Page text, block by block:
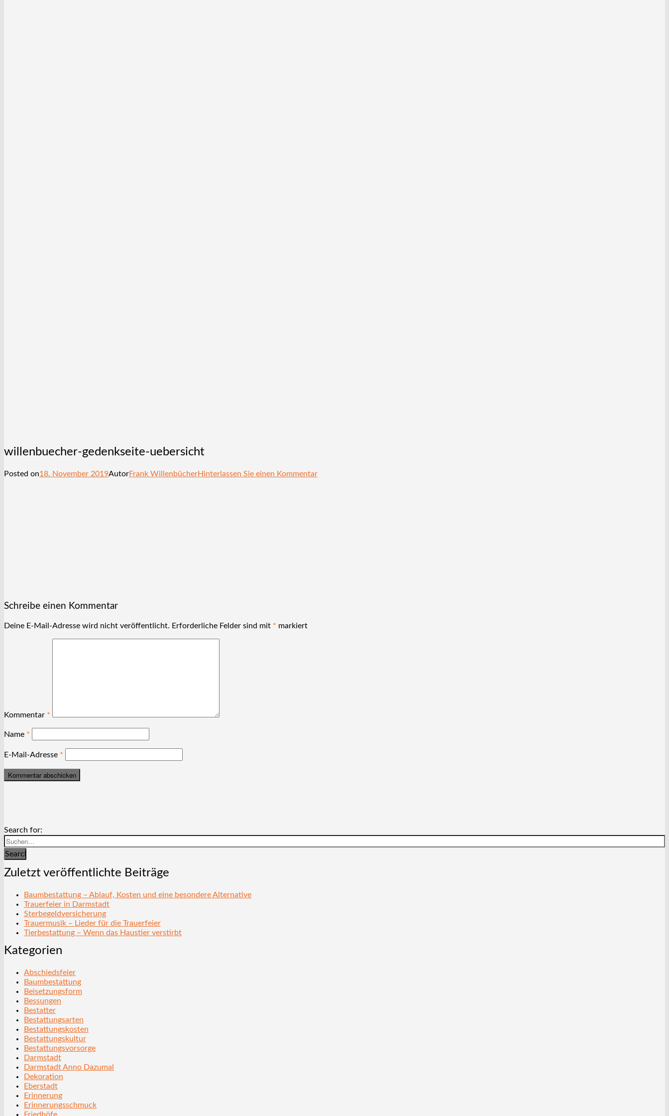
willenbuecher-gedenkseite-uebersicht
Posted on18. November 2019AutorFrank WillenbücherHinterlassen Sie einen Kommentar
Schreibe einen Kommentar
Deine E-Mail-Adresse wird nicht veröffentlicht. Erforderliche Felder sind mit * markiert
Kommentar *
Name *
E-Mail-Adresse *
Search for:
Search
Zuletzt veröffentlichte Beiträge
Baumbestattung – Ablauf, Kosten und eine besondere Alternative
Trauerfeier in Darmstadt
Sterbegeldversicherung
Trauermusik – Lieder für die Trauerfeier
Tierbestattung – Wenn das Haustier verstirbt
Kategorien
Abschiedsfeier
Baumbestattung
Beisetzungsform
Bessungen
Bestatter
Bestattungsarten
Bestattungskosten
Bestattungskultur
Bestattungsvorsorge
Darmstadt
Darmstadt Anno Dazumal
Dekoration
Eberstadt
Erinnerung
Erinnerungsschmuck
Friedhöfe